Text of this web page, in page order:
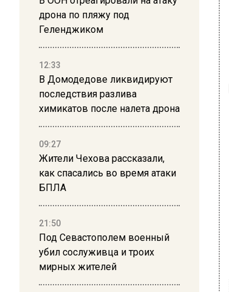
дрона по пляжу под
Геленджиком
12:33
В Домодедове ликвидируют
последствия разлива
химикатов после налета дрона
09:27
Жители Чехова рассказали,
как спасались во время атаки
БПЛА
21:50
Под Севастополем военный
убил сослуживца и троих
мирных жителей